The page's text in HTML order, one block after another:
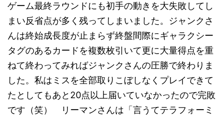
ゲーム最終ラウンドにも初手の動きを大失敗してし
まい反省点が多く残ってしまいました。ジャンクさ
んは終始成長度が止まらず終盤間際にギャラクシー
タグのあるカードを複数枚引いて更に大量得点を重
ねて終わってみればジャンクさんの圧勝で終わりま
した。私はミスを全部取りこぼしなくプレイできて
たとしてもあと20点以上届いていなかったので完敗
です（笑） リーマンさんは「言うてテラフォーミ